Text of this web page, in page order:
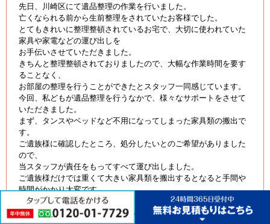
先日、川崎区にて遺品整理の作業を行いました。
亡くなられる前から生前整理をされていたお客様でした。
とてもきれいに整理整頓されているお宅で、大切に使われていた
家具や家電などの運び出しを
お手伝いさせていただきました。
きちんと整理整頓されておりましたので、大幅な作業時間を要す
ることなく、
お部屋の整理を行うことができたとスタッフ一同感じています。
今回、私どもが遺品整理を行うなかで、様々なサポートをさせて
いただきました。
まず、タンスやベッドなど不用になってしまった家具類の搬出で
す。
ご遺族様に確認したところ、処分したいとのご希望がありました
ので、
当スタッフが責任をもってすべて運び出しました。
ご遺族様だけでは重くて大きい家具類を搬出するとなると手間や
時間がかかり大変です。
ナナフク横浜にご相談いただけましたら、お客様の手を煩わせる
ことなくスピーディーに搬出することができます。